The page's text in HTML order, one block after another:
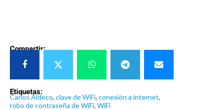
Compartir:
Etiquetas:
Carlos Aldeco, clave de WiFi, conexión a internet,
robo de contraseña de WiFi, WiFi